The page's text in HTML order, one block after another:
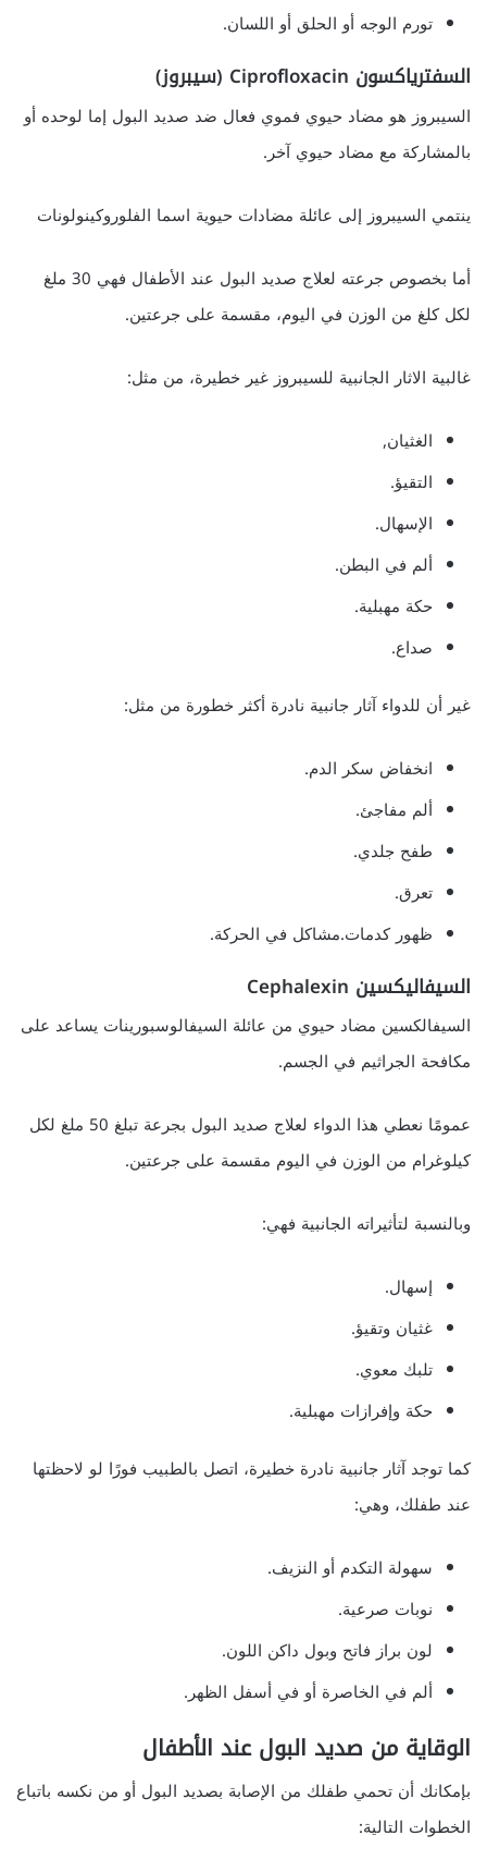
تورم الوجه أو الحلق أو اللسان.
السفترياكسون Ciprofloxacin (سيبروز)
السيبروز هو مضاد حيوي فموي فعال ضد صديد البول إما لوحده أو
بالمشاركة مع مضاد حيوي آخر.
ينتمي السيبروز إلى عائلة مضادات حيوية اسما الفلوروكينولونات
أما بخصوص جرعته لعلاج صديد البول عند الأطفال فهي 30 ملغ
لكل كلغ من الوزن في اليوم، مقسمة على جرعتين.
غالبية الاثار الجانبية للسيبروز غير خطيرة، من مثل:
الغثيان,
التقيؤ.
الإسهال.
ألم في البطن.
حكة مهبلية.
صداع.
غير أن للدواء آثار جانبية نادرة أكثر خطورة من مثل:
انخفاض سكر الدم.
ألم مفاجئ.
طفح جلدي.
تعرق.
ظهور كدمات.مشاكل في الحركة.
السيفاليكسين Cephalexin
السيفالكسين مضاد حيوي من عائلة السيفالوسبورينات يساعد على
مكافحة الجراثيم في الجسم.
عمومًا نعطي هذا الدواء لعلاج صديد البول بجرعة تبلغ 50 ملغ لكل
كيلوغرام من الوزن في اليوم مقسمة على جرعتين.
وبالنسبة لتأثيراته الجانبية فهي:
إسهال.
غثيان وتقيؤ.
تلبك معوي.
حكة وإفرازات مهبلية.
كما توجد آثار جانبية نادرة خطيرة، اتصل بالطبيب فورًا لو لاحظتها
عند طفلك، وهي:
سهولة التكدم أو النزيف.
نوبات صرعية.
لون براز فاتح وبول داكن اللون.
ألم في الخاصرة أو في أسفل الظهر.
الوقاية من صديد البول عند الأطفال
بإمكانك أن تحمي طفلك من الإصابة بصديد البول أو من نكسه باتباع
الخطوات التالية: